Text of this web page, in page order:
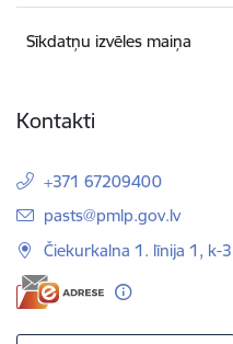
Sīkdatņu izvēles maiņa
Kontakti
+371 67209400
E-pasts:
pasts@pmlp.gov.lv
Čiekurkalna 1. līnija 1, k-